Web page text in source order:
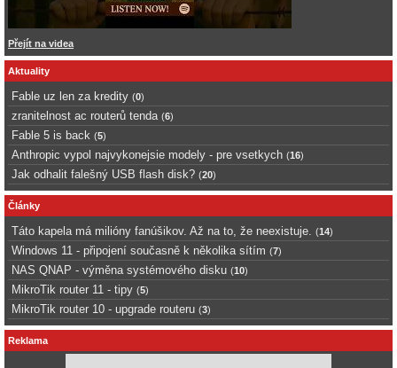
Přejít na videa
Aktuality
Fable uz len za kredity (0)
zranitelnost ac routerů tenda (6)
Fable 5 is back (5)
Anthropic vypol najvykonejsie modely - pre vsetkych (16)
Jak odhalit falešný USB flash disk? (20)
Články
Táto kapela má milióny fanúšikov. Až na to, že neexistuje. (14)
Windows 11 - připojení současně k několika sítím (7)
NAS QNAP - výměna systémového disku (10)
MikroTik router 11 - tipy (5)
MikroTik router 10 - upgrade routeru (3)
Reklama